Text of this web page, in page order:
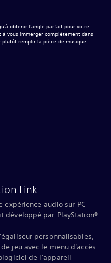
obtenir l'angle parfait pour votre
vous immerger complètement dans
plutôt remplir la pièce de musique.
Link
expérience audio sur PC
développé par PlayStation®.
personnalisables,
jeu avec le menu d'accès
de l'appareil